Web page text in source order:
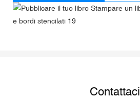
Contattaci